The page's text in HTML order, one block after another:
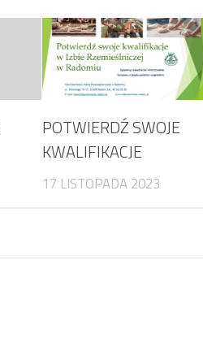
POTWIERDŹ SWOJE
KWALIFIKACJE
17 LISTOPADA 2023